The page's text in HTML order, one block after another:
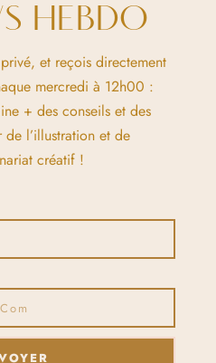
HEBDO
et reçois directement
mercredi à 12h00 :
+ des conseils et des
de l’illustration et de
créatif !